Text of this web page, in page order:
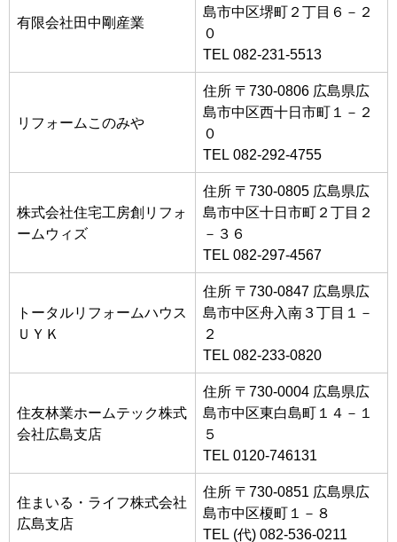
有限会社田中剛産業
島市中区堺町２丁目６－２
０
TEL 082-231-5513
リフォームこのみや
住所 〒730-0806 広島県広
島市中区西十日市町１－２
０
TEL 082-292-4755
株式会社住宅工房創リフォ
ームウィズ
住所 〒730-0805 広島県広
島市中区十日市町２丁目２
－３６
TEL 082-297-4567
トータルリフォームハウス
ＵＹＫ
住所 〒730-0847 広島県広
島市中区舟入南３丁目１－
２
TEL 082-233-0820
住友林業ホームテック株式
会社広島支店
住所 〒730-0004 広島県広
島市中区東白島町１４－１
５
TEL 0120-746131
住まいる・ライフ株式会社
広島支店
住所 〒730-0851 広島県広
島市中区榎町１－８
TEL (代) 082-536-0211